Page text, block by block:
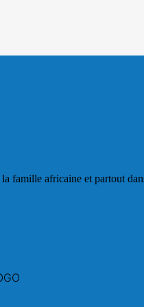
famille africaine et partout